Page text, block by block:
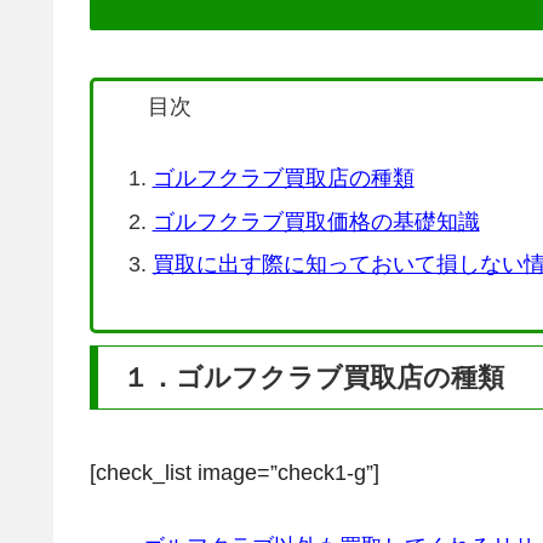
目次
ゴルフクラブ買取店の種類
ゴルフクラブ買取価格の基礎知識
買取に出す際に知っておいて損しない
１．ゴルフクラブ買取店の種類
[check_list image=”check1-g”]